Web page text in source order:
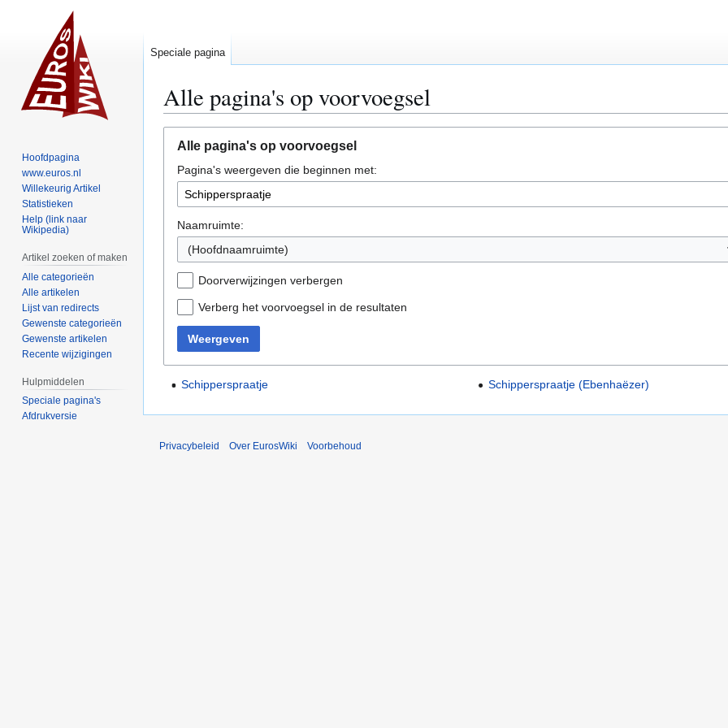
Alle pagina's op voorvoegsel
navigatie
springen
zoeken
springen
Alle pagina's op voorvoegsel
Pagina's weergeven die beginnen met:
Naamruimte:
(Hoofdnaamruimte)
Doorverwijzingen verbergen
Verberg het voorvoegsel in de resultaten
Weergeven
Schipperspraatje Schipperspraatje (Ebenhaëzer)
Speciale pagina
Hoofdpagina
www.euros.nl
Willekeurig Artikel
Statistieken
Help (link naar
Wikipedia)
Artikel zoeken of maken
Alle categorieën
Alle artikelen
Lijst van redirects
Gewenste categorieën
Gewenste artikelen
Recente wijzigingen
Hulpmiddelen
Speciale pagina's
Afdrukversie
Privacybeleid Over EurosWiki Voorbehoud